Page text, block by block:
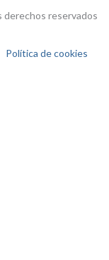
reservados
Política de cookies